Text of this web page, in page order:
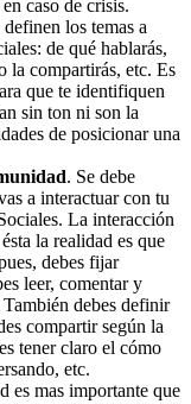
caso de crisis.
los temas a
de qué hablarás,
la compartirás, etc. Es
que te identifiquen
sin ton ni son la
de posicionar una
. Se debe
a interactuar con tu
La interacción
la realidad es que
debes fijar
leer, comentar y
debes definir
compartir según la
tener claro el cómo
etc.
es mas importante que